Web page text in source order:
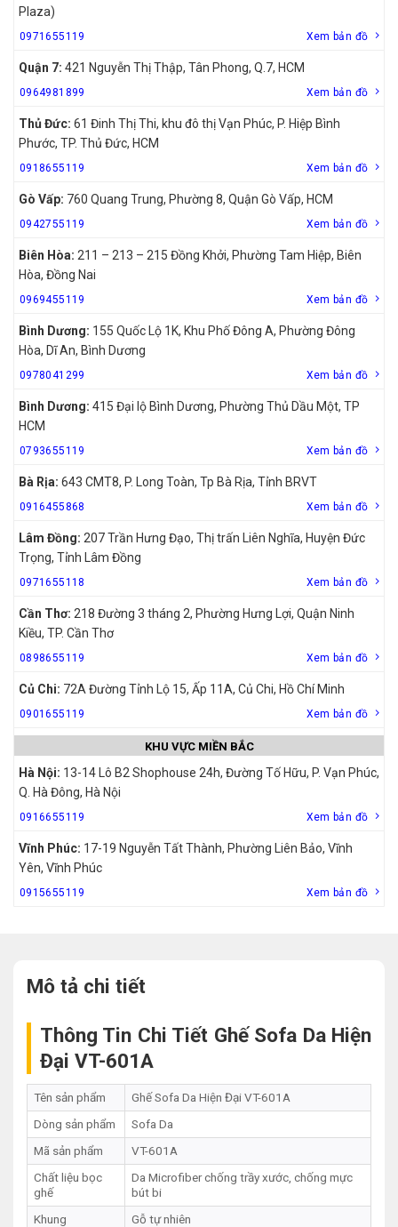
Plaza)
0971655119 Xem bản đồ
Quận 7: 421 Nguyễn Thị Thập, Tân Phong, Q.7, HCM
0964981899 Xem bản đồ
Thủ Đức: 61 Đinh Thị Thi, khu đô thị Vạn Phúc, P. Hiệp Bình
Phước, TP. Thủ Đức, HCM
0918655119 Xem bản đồ
Gò Vấp: 760 Quang Trung, Phường 8, Quận Gò Vấp, HCM
0942755119 Xem bản đồ
Biên Hòa: 211 – 213 – 215 Đồng Khởi, Phường Tam Hiệp, Biên
Hòa, Đồng Nai
0969455119 Xem bản đồ
Bình Dương: 155 Quốc Lộ 1K, Khu Phố Đông A, Phường Đông
Hòa, Dĩ An, Bình Dương
0978041299 Xem bản đồ
Bình Dương: 415 Đại lộ Bình Dương, Phường Thủ Dầu Một, TP
HCM
0793655119 Xem bản đồ
Bà Rịa: 643 CMT8, P. Long Toàn, Tp Bà Rịa, Tỉnh BRVT
0916455868 Xem bản đồ
Lâm Đồng: 207 Trần Hưng Đạo, Thị trấn Liên Nghĩa, Huyện Đức
Trọng, Tỉnh Lâm Đồng
0971655118 Xem bản đồ
Cần Thơ: 218 Đường 3 tháng 2, Phường Hưng Lợi, Quận Ninh
Kiều, TP. Cần Thơ
0898655119 Xem bản đồ
Củ Chi: 72A Đường Tỉnh Lộ 15, Ấp 11A, Củ Chi, Hồ Chí Minh
0901655119 Xem bản đồ
KHU VỰC MIỀN BẮC
Hà Nội: 13-14 Lô B2 Shophouse 24h, Đường Tố Hữu, P. Vạn Phúc,
Q. Hà Đông, Hà Nội
0916655119 Xem bản đồ
Vĩnh Phúc: 17-19 Nguyễn Tất Thành, Phường Liên Bảo, Vĩnh
Yên, Vĩnh Phúc
0915655119 Xem bản đồ
Mô tả chi tiết
Thông Tin Chi Tiết Ghế Sofa Da Hiện
Đại VT-601A
Tên sản phẩm
Ghế Sofa Da Hiện Đại VT-601A
Dòng sản phẩm
Sofa Da
Mã sản phẩm
VT-601A
Chất liệu bọc
ghế
Da Microfiber chống trầy xước, chống mực
bút bi
Khung
Gỗ tự nhiên